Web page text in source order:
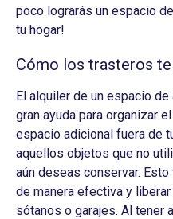
poco lograrás un espacio
tu hogar!
Cómo los trasteros te
El alquiler de un espacio
gran ayuda para organizar
espacio adicional fuera de
aquellos objetos que no
aún deseas conservar.
de manera efectiva y
sótanos o garajes. Al tener